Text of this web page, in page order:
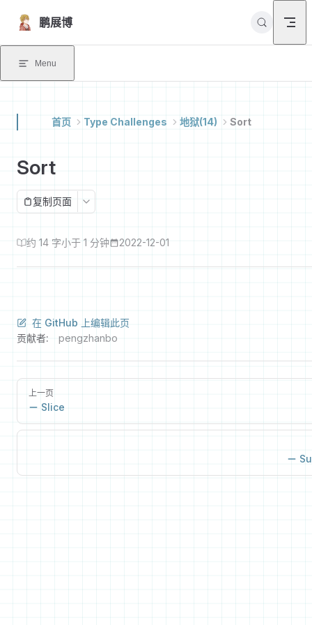
Skip to content
鹏展博
Menu
首页 Type Challenges 地狱(14) Sort
Sort
复制页面
约 14 字小于 1 分钟 2022-12-01
在 GitHub 上编辑此页
贡献者:
pengzhanbo
上一页
Slice